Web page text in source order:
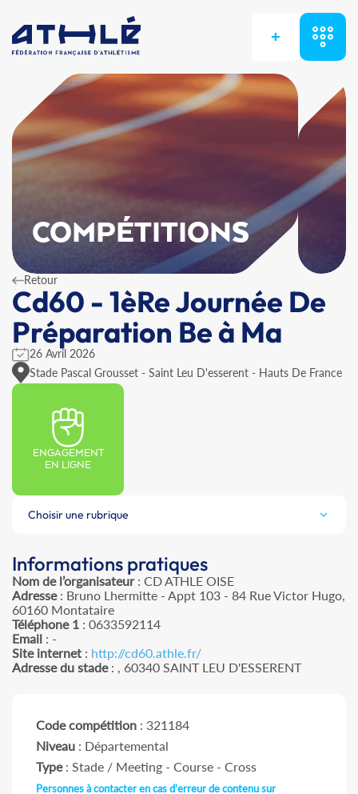
+
COMPÉTITIONS
Retour
Cd60 - 1èRe Journée De
Préparation Be à Ma
26 Avril 2026
Stade Pascal Grousset - Saint Leu D'esserent - Hauts De France
ENGAGEMENT
EN LIGNE
Choisir une rubrique
Informations pratiques
Nom de l’organisateur: CD ATHLE OISE
Adresse: Bruno Lhermitte - Appt 103 - 84 Rue Victor Hugo,
60160 Montataire
Téléphone 1 : 0633592114
Email : -
Site internet : http://cd60.athle.fr/
Adresse du stade: , 60340 SAINT LEU D'ESSERENT
Code compétition : 321184
Niveau : Départemental
Type: Stade / Meeting - Course - Cross
Personnes à contacter en cas d'erreur de contenu sur